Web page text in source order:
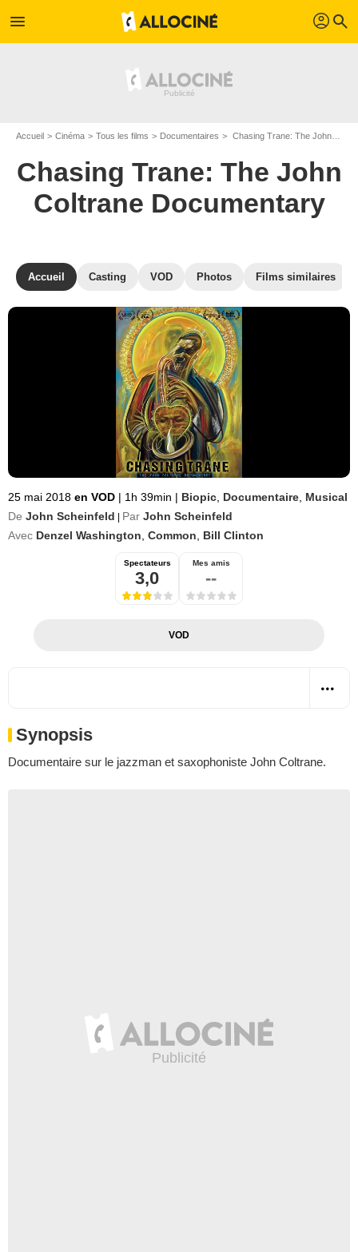
menu profil search
Accueil Cinéma Tous les films Documentaires Chasing Trane: The John Coltrane Documentary de John Scheinfeld
Chasing Trane: The John
Coltrane Documentary
Accueil Casting VOD Photos Films similaires
25 mai 2018 en VOD | 1h 39min | Biopic Documentaire Musical
De John Scheinfeld Par John Scheinfeld
Avec Denzel Washington Common Bill Clinton
Spectateurs
3,0
Mes amis
--
VOD
Synopsis
Documentaire sur le jazzman et saxophoniste John Coltrane.